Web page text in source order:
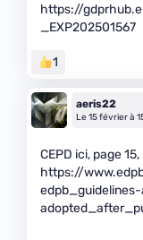
https://
_EXP202501567
1
aeris22
Le 15 février à
CEPD ici, page
https://